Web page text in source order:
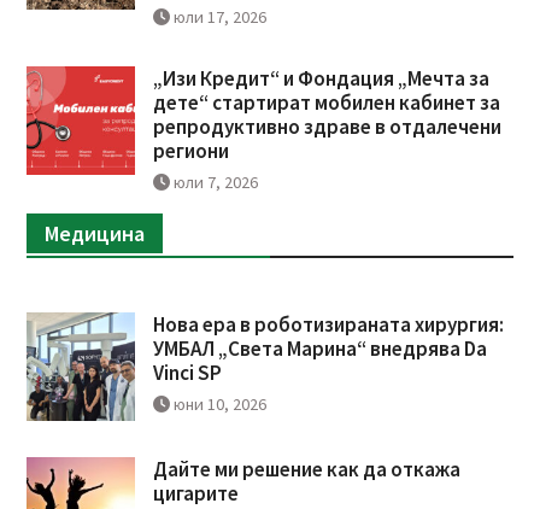
юли 17, 2026
„Изи Кредит“ и Фондация „Мечта за
дете“ стартират мобилен кабинет за
репродуктивно здраве в отдалечени
региони
юли 7, 2026
Медицина
Нова ера в роботизираната хирургия:
УМБАЛ „Света Марина“ внедрява Da
Vinci SP
юни 10, 2026
Дайте ми решение как да откажа
цигарите